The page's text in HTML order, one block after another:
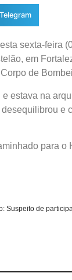
Telegram
sexta-feira
em
de
estava na
e
para o